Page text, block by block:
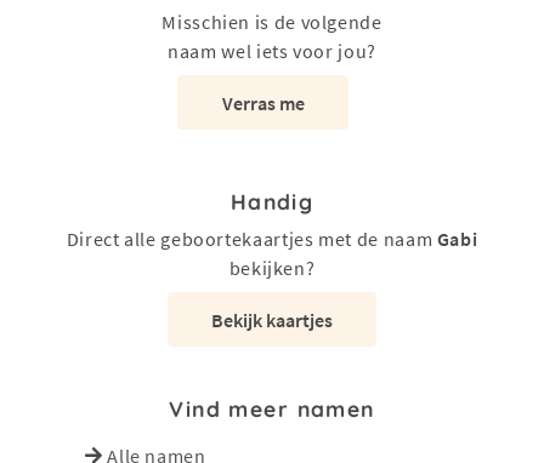
Misschien is de volgende
naam wel iets voor jou?
Verras me
Handig
Direct alle geboortekaartjes met de naam Gabi
bekijken?
Bekijk kaartjes
Vind meer namen
Alle namen